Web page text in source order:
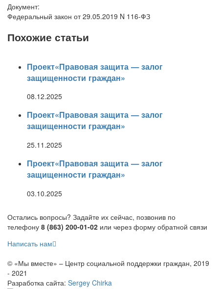
Документ:
Федеральный закон от 29.05.2019 N 116-ФЗ
Похожие статьи
Проект«Правовая защита — залог
защищенности граждан»
08.12.2025
Проект«Правовая защита — залог
защищенности граждан»
25.11.2025
Проект«Правовая защита — залог
защищенности граждан»
03.10.2025
Остались вопросы? Задайте их сейчас, позвонив по
телефону 8 (863) 200-01-02 или через форму обратной связи
Написать нам
© «Мы вместе» – Центр социальной поддержки граждан, 2019
- 2021
Разработка сайта: Sergey Chirka